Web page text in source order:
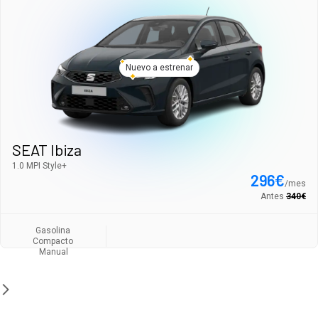
Nuevo a estrenar
SEAT Ibiza
1.0 MPI Style+
296€/mes
Antes 340€
Gasolina
Compacto
Manual